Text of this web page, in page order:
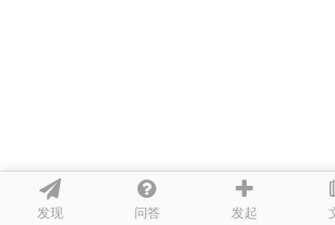
发现 问答 发起